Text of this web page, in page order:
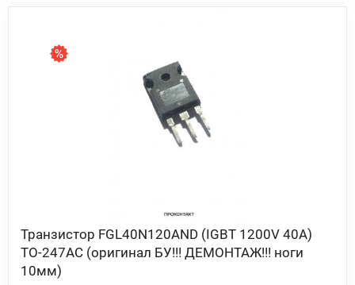
Транзистор FGL40N120AND (IGBT 1200V 40A)
TO-247AC (оригинал БУ!!! ДЕМОНТАЖ!!! ноги
10мм)